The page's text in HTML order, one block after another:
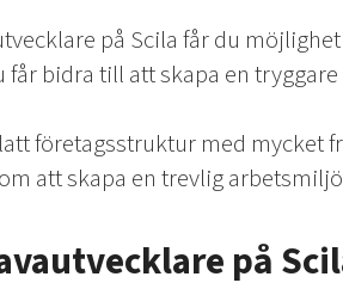
på Scila får du
får bidra till att skapa en
företagsstruktur med mycket
att skapa en trevlig
på